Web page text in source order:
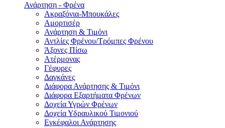
Ανάρτηση - Φρένα
Ακραξόνια-Μπουκάλες
Αμορτισέρ
Ανάρτηση & Τιμόνι
Αντλίες Φρένου/Τρόμπες Φρένου
Άξονες Πίσω
Ατέρμονας
Γέφυρες
Δαγκάνες
Διάφορα Ανάρτησης & Τιμόνι
Διάφορα Εξαρτήματα Φρένων
Δοχεία Υγρών Φρένων
Δοχεία Υδραυλικού Τιμονιού
Εγκέφαλοι Ανάρτησης